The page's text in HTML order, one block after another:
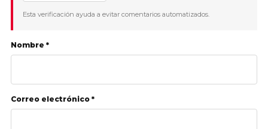
Esta verificación ayuda a evitar comentarios automatizados.
Nombre *
Correo electrónico *